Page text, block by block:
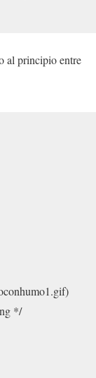
al principio entre
*/